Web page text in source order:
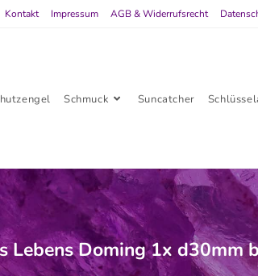
Kontakt Impressum AGB & Widerrufsrecht
Schmuck Suncatcher
Lebens Doming 1x d30mm